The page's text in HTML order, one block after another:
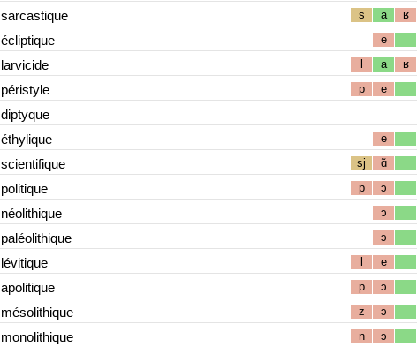
sarcastique s a ʁ
écliptique e
larvicide l a ʁ
péristyle p e
diptyque
éthylique e
scientifique sj ɑ̃
politique p ɔ
néolithique ɔ
paléolithique ɔ
lévitique l e
apolitique p ɔ
mésolithique z ɔ
monolithique n ɔ